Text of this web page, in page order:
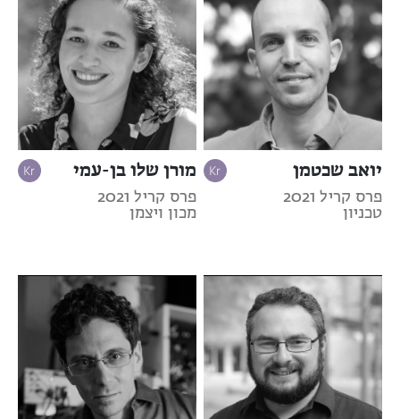
יואב שכטמן
פרס קריל 2021
טכניון
מורן שלו בן-עמי
פרס קריל 2021
מכון ויצמן